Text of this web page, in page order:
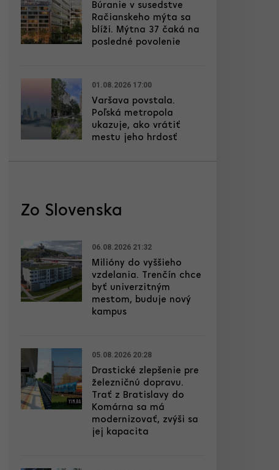
Búranie v susedstve
Račianskeho mýta sa
blíži. Mýtna 37 čaká na
posledné povolenie
01.08.2026 17:00
Varšava povstala.
Poľská metropola
ukazuje, ako vrátiť
mestu jeho hrdosť
Zo Slovenska
06.08.2026 21:32
Milióny do vyššieho
vzdelania. Trenčín chce
byť univerzitným
mestom, buduje nový
kampus
05.08.2026 20:28
Drastické zlepšenie pre
železničnú dopravu.
Trať z Bratislavy do
Komárna sa má
modernizovať, zvýši sa
jej kapacita